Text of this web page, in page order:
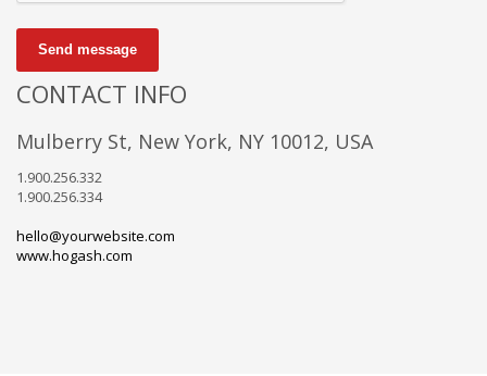
Send message
CONTACT INFO
Mulberry St, New York, NY 10012, USA
1.900.256.332
1.900.256.334
hello@yourwebsite.com
www.hogash.com